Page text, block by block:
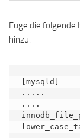
Füge die folgende
hinzu.
[mysqld]
.....
....